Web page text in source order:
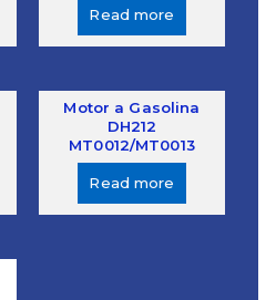
Read more
Motor a Gasolina
DH212
MT0012/MT0013
Read more